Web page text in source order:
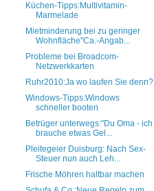
Küchen-Tipps:Multivitamin-
Marmelade
Mietminderung bei zu geringer
Wohnfläche"Ca.-Angab...
Probleme bei Broadcom-
Netzwerkkarten
Ruhr2010:Ja wo laufen Sie denn?
Windows-Tipps:Windows
schneller booten
Betrüger unterwegs:"Du Oma - ich
brauche etwas Gel...
Pleitegeier Duisburg: Nach Sex-
Steuer nun auch Leh...
Frische Möhren haltbar machen